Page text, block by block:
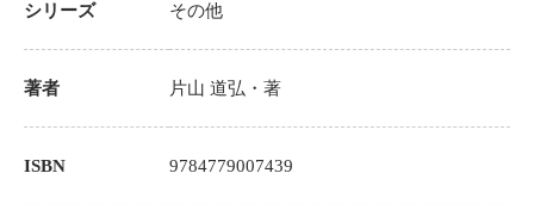
シリーズ その他
著者 片山 道弘 ・著
ISBN 9784779007439